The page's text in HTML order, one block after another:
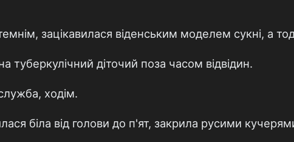
зацікавилася віденським моделем сукні, а
туберкулічний діточий поза часом відвідин.
ходім.
біла від голови до п'ят, закрила русими